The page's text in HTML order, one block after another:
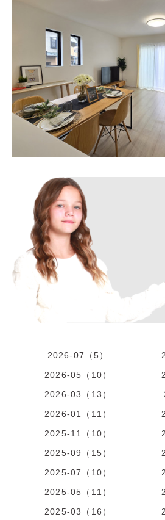
2026-07（5）
2026-05（10）
2026-03（13）
2026-01（11）
2025-11（10）
2025-09（15）
2025-07（10）
2025-05（11）
2025-03（16）